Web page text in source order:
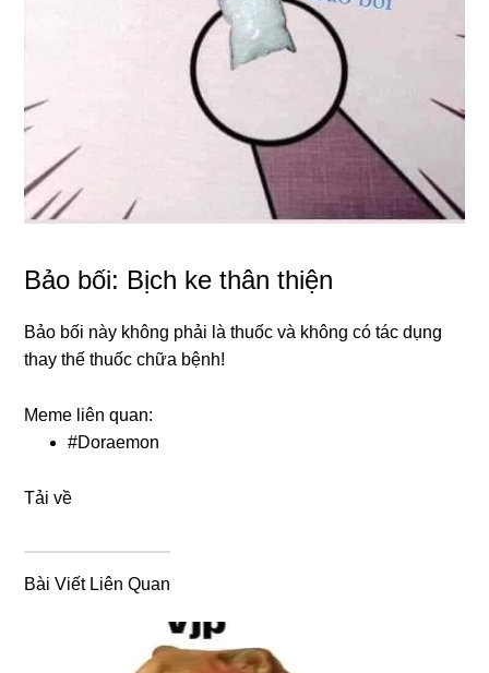
Bảo bối: Bịch ke thân thiện
Bảo bối này không phải là thuốc và không có tác dụng
thay thế thuốc chữa bệnh!
Meme liên quan:
#Doraemon
Tải về
Bài Viết Liên Quan